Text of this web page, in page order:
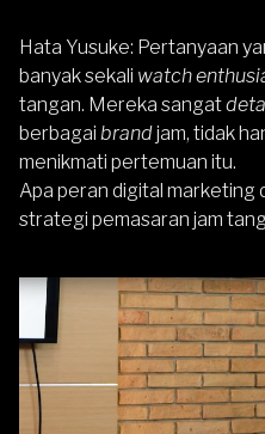
Hata Yusuke: Pertanyaan
banyak sekali watch
tangan. Mereka sangat
berbagai brandjam, tidak
menikmati pertemuan itu.
Apa peran digital marketing
strategi pemasaran jam